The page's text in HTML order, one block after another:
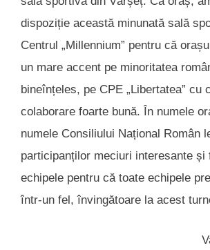
dispoziție această minunată sală
Centrul „Millennium” pentru că
un mare accent pe minoritatea
bineînțeles, pe CPE „Libertatea” cu
colaborare foarte bună. În numele
numele Consiliului Național Român
participanților meciuri interesante și
echipele pentru că toate echipele
într-un fel, învingătoare la acest